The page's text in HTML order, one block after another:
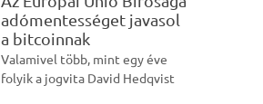
adómentességet javasol
a bitcoinnak
Valamivel több, mint egy éve
folyik a jogvita David Hedqvist